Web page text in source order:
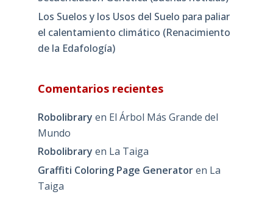
Los Suelos y los Usos del Suelo para paliar
el calentamiento climático (Renacimiento
de la Edafología)
Comentarios recientes
Robolibrary en El Árbol Más Grande del
Mundo
Robolibrary en La Taiga
Graffiti Coloring Page Generatoren La
Taiga